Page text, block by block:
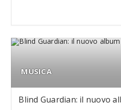
MUSICA
Blind Guardian: il nuovo